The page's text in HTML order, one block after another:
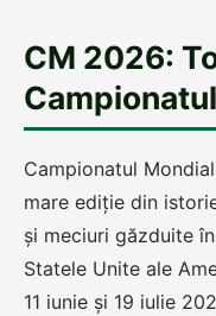
CM 2026:
Campionatul
mare ediție din
și meciuri găzduite
Statele Unite ale
11 iunie și 19 iulie